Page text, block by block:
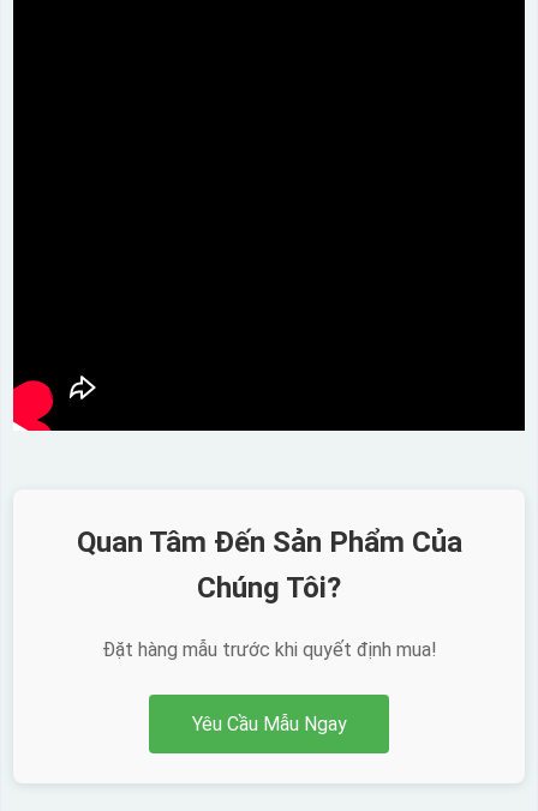
Quan Tâm Đến Sản Phẩm Của
Chúng Tôi?
Đặt hàng mẫu trước khi quyết định mua!
Yêu Cầu Mẫu Ngay